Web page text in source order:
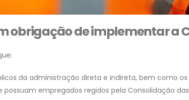
obrigação de implementar a
da administração direta e indireta, bem como os
possuam empregados regidos pela Consolidação